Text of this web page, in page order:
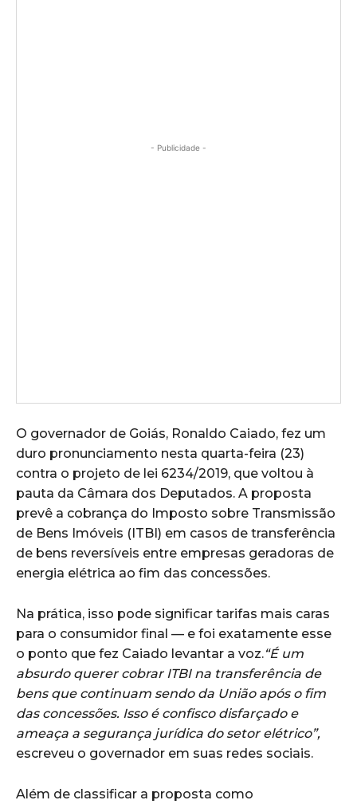
- Publicidade -
O governador de Goiás, Ronaldo Caiado, fez um
duro pronunciamento nesta quarta-feira (23)
contra o projeto de lei 6234/2019, que voltou à
pauta da Câmara dos Deputados. A proposta
prevê a cobrança do Imposto sobre Transmissão
de Bens Imóveis (ITBI) em casos de transferência
de bens reversíveis entre empresas geradoras de
energia elétrica ao fim das concessões.
Na prática, isso pode significar tarifas mais caras
para o consumidor final — e foi exatamente esse
o ponto que fez Caiado levantar a voz.“É um
absurdo querer cobrar ITBI na transferência de
bens que continuam sendo da União após o fim
das concessões. Isso é confisco disfarçado e
ameaça a segurança jurídica do setor elétrico”,
escreveu o governador em suas redes sociais.
Além de classificar a proposta como